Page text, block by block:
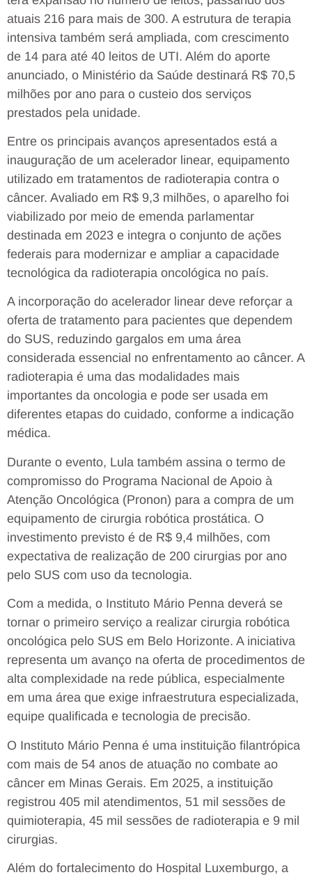
atuais 216 para mais de 300. A estrutura de terapia
intensiva também será ampliada, com crescimento
de 14 para até 40 leitos de UTI. Além do aporte
anunciado, o Ministério da Saúde destinará R$ 70,5
milhões por ano para o custeio dos serviços
prestados pela unidade.
Entre os principais avanços apresentados está a
inauguração de um acelerador linear, equipamento
utilizado em tratamentos de radioterapia contra o
câncer. Avaliado em R$ 9,3 milhões, o aparelho foi
viabilizado por meio de emenda parlamentar
destinada em 2023 e integra o conjunto de ações
federais para modernizar e ampliar a capacidade
tecnológica da radioterapia oncológica no país.
A incorporação do acelerador linear deve reforçar a
oferta de tratamento para pacientes que dependem
do SUS, reduzindo gargalos em uma área
considerada essencial no enfrentamento ao câncer. A
radioterapia é uma das modalidades mais
importantes da oncologia e pode ser usada em
diferentes etapas do cuidado, conforme a indicação
médica.
Durante o evento, Lula também assina o termo de
compromisso do Programa Nacional de Apoio à
Atenção Oncológica (Pronon) para a compra de um
equipamento de cirurgia robótica prostática. O
investimento previsto é de R$ 9,4 milhões, com
expectativa de realização de 200 cirurgias por ano
pelo SUS com uso da tecnologia.
Com a medida, o Instituto Mário Penna deverá se
tornar o primeiro serviço a realizar cirurgia robótica
oncológica pelo SUS em Belo Horizonte. A iniciativa
representa um avanço na oferta de procedimentos de
alta complexidade na rede pública, especialmente
em uma área que exige infraestrutura especializada,
equipe qualificada e tecnologia de precisão.
O Instituto Mário Penna é uma instituição filantrópica
com mais de 54 anos de atuação no combate ao
câncer em Minas Gerais. Em 2025, a instituição
registrou 405 mil atendimentos, 51 mil sessões de
quimioterapia, 45 mil sessões de radioterapia e 9 mil
cirurgias.
Além do fortalecimento do Hospital Luxemburgo, a